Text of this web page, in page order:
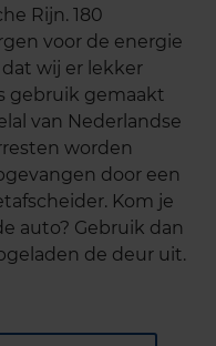
Rijn. 180
voor de energie
wij er lekker
gebruik gemaakt
van Nederlandse
worden
door een
Kom je
auto? Gebruik dan
de deur uit.